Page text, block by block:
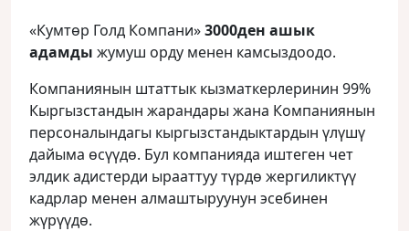
«Кумтөр Голд Компани»3000ден ашык
адамды жумуш орду менен камсыздоодо.
Компаниянын штаттык кызматкерлеринин 99%
Кыргызстандын жарандары жана Компаниянын
персоналындагы кыргызстандыктардын үлүшү
дайыма өсүүдө. Бул компанияда иштеген чет
элдик адистерди ырааттуу түрдө жергиликтүү
кадрлар менен алмаштыруунун эсебинен
жүрүүдө.